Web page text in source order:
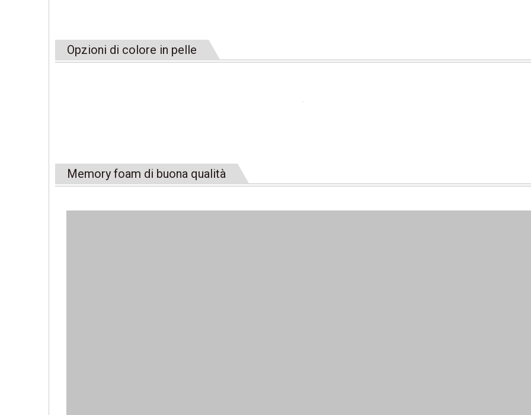
Opzioni di colore in pelle
Memory foam di buona qualità